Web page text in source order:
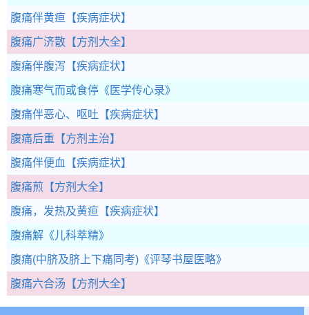
腹痛伴黄疸 【疾病症状】
腹痛广济散 【方剂大全】
腹痛伴腹泻 【疾病症状】
腹痛寒气而或食停 《医学传心录》
腹痛伴恶心、呕吐 【疾病症状】
腹痛后重 【方剂主治】
腹痛伴便血 【疾病症状】
腹痛煎 【方剂大全】
腹痛，发热及黄疸 【疾病症状】
腹痛解 《儿科萃精》
腹痛(中脐及脐上下痛同考) 《评琴书屋医略》
腹痛六合汤 【方剂大全】